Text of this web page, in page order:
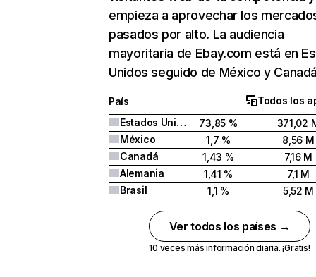
empieza a aprovechar los
pasados por alto. La audiencia
mayoritaria de Ebay.com está en
Unidos seguido de México y
País
Todos los
Estados Unidos
73,85 %
371,02
México
1,7 %
8,56 M
Canadá
1,43 %
7,16 M
Alemania
1,41 %
7,1 M
Brasil
1,1 % 5,52 M
Ver todos los países →
10 veces más información diaria. ¡Gratis!